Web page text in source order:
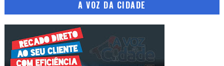
A VOZ DA CIDADE